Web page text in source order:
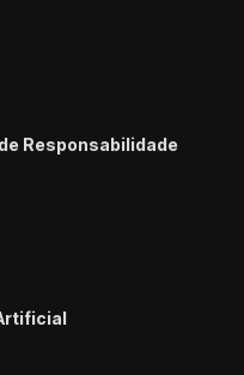
Responsabilidade